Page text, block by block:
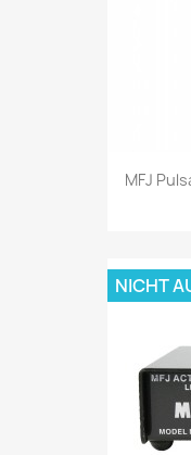
MFJ
NICHT